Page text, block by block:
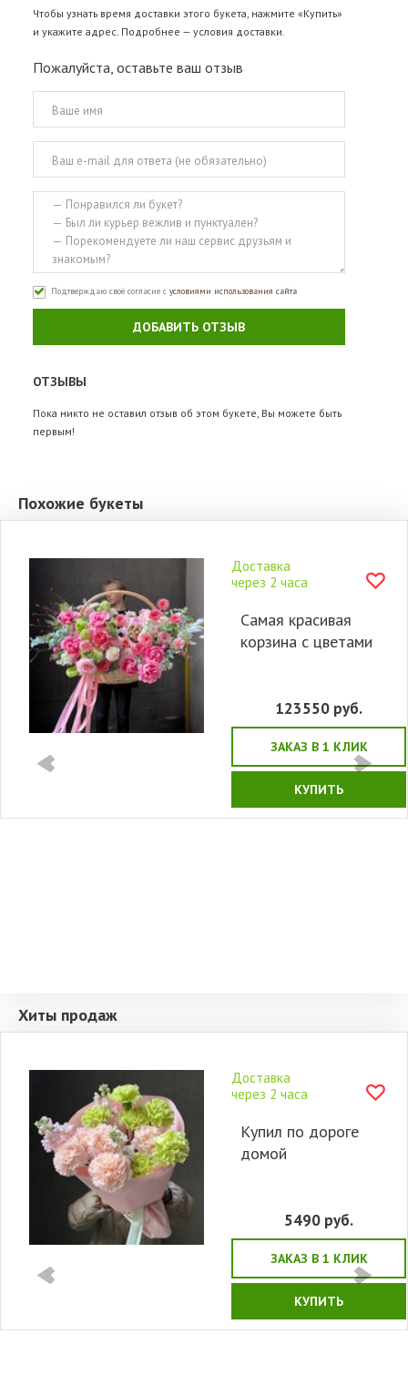
Чтобы узнать время доставки этого букета, нажмите «Купить»
и укажите адрес. Подробнее — условия доставки.
Пожалуйста, оставьте ваш отзыв
Подтверждаю своё согласие с условиями использования сайта
ДОБАВИТЬ ОТЗЫВ
ОТЗЫВЫ
Пока никто не оставил отзыв об этом букете, Вы можете быть
первым!
Похожие букеты
Доставка
через 2 часа
Самая красивая
корзина с цветами
123550 руб.
ЗАКАЗ В 1 КЛИК
КУПИТЬ
Хиты продаж
Доставка
через 2 часа
Купил по дороге
домой
5490 руб.
ЗАКАЗ В 1 КЛИК
КУПИТЬ